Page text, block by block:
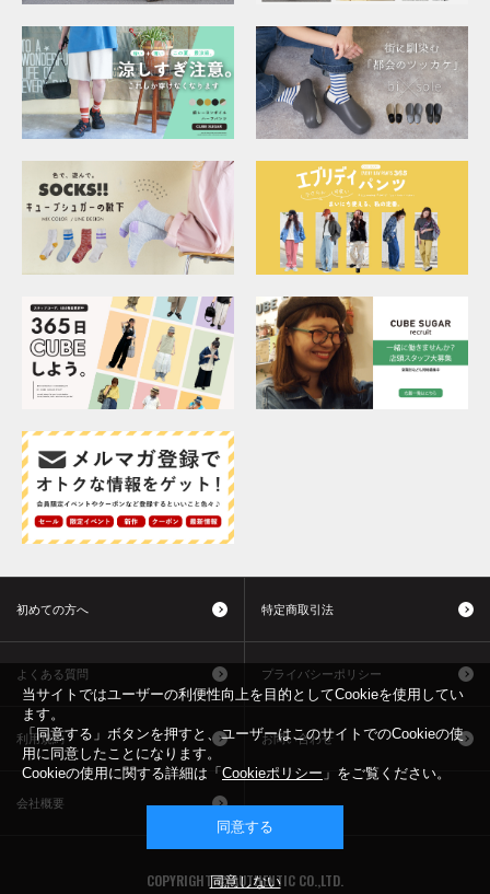
初めての方へ 特定商取引法
よくある質問 プライバシーポリシー
利用規約 お問い合わせ
会社概要
COPYRIGHT © AUTHENTIC CO.,LTD.
当サイトではユーザーの利便性向上を目的としてCookieを使用してい
ます。
「同意する」ボタンを押すと、ユーザーはこのサイトでのCookieの使
用に同意したことになります。
Cookieの使用に関する詳細は「 Cookieポリシー 」をご覧ください。
同意する
同意しない